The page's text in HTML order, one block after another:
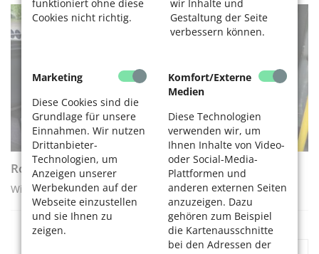
funktioniert ohne diese
Cookies nicht richtig.
wir Inhalte und
Gestaltung der Seite
verbessern können.
Marketing
Diese Cookies sind die
Grundlage für unsere
Einnahmen. Wir nutzen
Drittanbieter-
Technologien, um
Anzeigen unserer
Werbekunden auf der
Webseite einzustellen
und sie Ihnen zu
zeigen.
Komfort/Externe
Medien
Diese Technologien
verwenden wir, um
Ihnen Inhalte von Video-
oder Social-Media-
Plattformen und
anderen externen Seiten
anzuzeigen. Dazu
gehören zum Beispiel
die Kartenausschnitte
bei den Adressen der
Rollatortraining - Schritt für Schritt
Wie Sie sicher in den Bus ein- und aussteigen